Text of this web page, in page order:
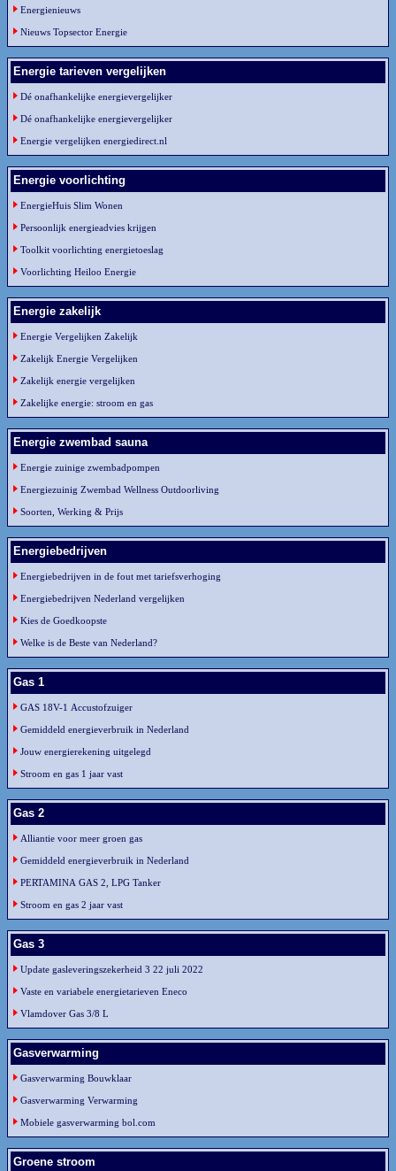
Energienieuws
Nieuws Topsector Energie
Energie tarieven vergelijken
Dé onafhankelijke energievergelijker
Dé onafhankelijke energievergelijker
Energie vergelijken energiedirect.nl
Energie voorlichting
EnergieHuis Slim Wonen
Persoonlijk energieadvies krijgen
Toolkit voorlichting energietoeslag
Voorlichting Heiloo Energie
Energie zakelijk
Energie Vergelijken Zakelijk
Zakelijk Energie Vergelijken
Zakelijk energie vergelijken
Zakelijke energie: stroom en gas
Energie zwembad sauna
Energie zuinige zwembadpompen
Energiezuinig Zwembad Wellness Outdoorliving
Soorten, Werking & Prijs
Energiebedrijven
Energiebedrijven in de fout met tariefsverhoging
Energiebedrijven Nederland vergelijken
Kies de Goedkoopste
Welke is de Beste van Nederland?
Gas 1
GAS 18V-1 Accustofzuiger
Gemiddeld energieverbruik in Nederland
Jouw energierekening uitgelegd
Stroom en gas 1 jaar vast
Gas 2
Alliantie voor meer groen gas
Gemiddeld energieverbruik in Nederland
PERTAMINA GAS 2, LPG Tanker
Stroom en gas 2 jaar vast
Gas 3
Update gasleveringszekerheid 3 22 juli 2022
Vaste en variabele energietarieven Eneco
Vlamdover Gas 3/8 L
Gasverwarming
Gasverwarming Bouwklaar
Gasverwarming Verwarming
Mobiele gasverwarming bol.com
Groene stroom